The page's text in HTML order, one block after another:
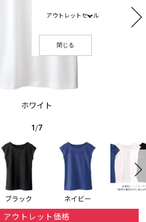
アウトレットセール
閉じる
ホワイト
1/7
ブラック ネイビー
アウトレット価格